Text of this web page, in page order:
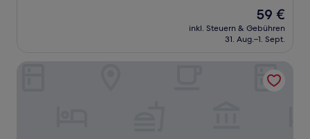
Der
Preis
beträgt
59 €
inkl. Steuern & Gebühren
31. Aug.–1. Sept.